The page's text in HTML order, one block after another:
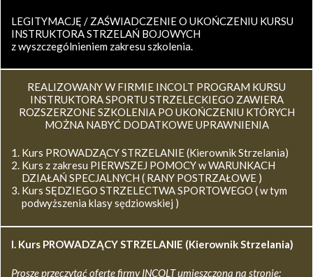
LEGITYMACJĘ / ZAŚWIADCZENIE O UKOŃCZENIU KURSU
INSTRUKTORA STRZELAŃ BOJOWYCH
z wyszczególnieniem zakresu szkolenia.
REALIZOWANY W FIRMIE INCOLT PROGRAM KURSU
INSTRUKTORA SPORTU STRZELECKIEGO ZAWIERA
ROZSZERZONE SZKOLENIA PO UKOŃCZENIU KTÓRYCH
MOŻNA NABYĆ DODATKOWE UPRAWNIENIA
Kurs PROWADZĄCY STRZELANIE (Kierownik Strzelania)
Kurs z zakresu PIERWSZEJ POMOCY w WARUNKACH
DZIAŁAŃ SPECJALNYCH ( RANY POSTRZAŁOWE )
Kurs SĘDZIEGO STRZELECTWA SPORTOWEGO ( w tym
podwyższenia klasy sędziowskiej )
I. Kurs PROWADZĄCY STRZELANIE (Kierownik Strzelania)
Proszę przeczytać ofertę firmy INCOLT umieszczoną na stronie: